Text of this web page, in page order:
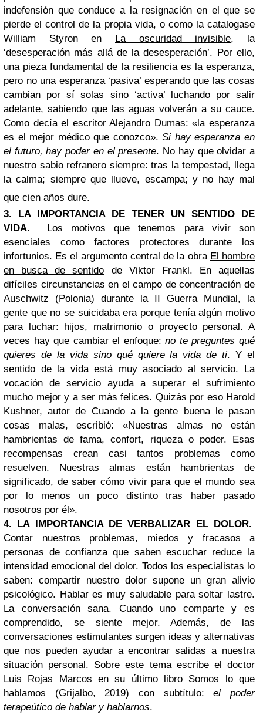
indefensión que conduce a la resignación en el que se
pierde el control de la propia vida, o como la catalogase
William Styron en La oscuridad invisible, la
‘desesperación más allá de la desesperación’. Por ello,
una pieza fundamental de la resiliencia es la esperanza,
pero no una esperanza ‘pasiva’ esperando que las cosas
cambian por sí solas sino ‘activa’ luchando por salir
adelante, sabiendo que las aguas volverán a su cauce.
Como decía el escritor Alejandro Dumas: «la esperanza
es el mejor médico que conozco».Si hay esperanza en
el futuro, hay poder en el presente. No hay que olvidar a
nuestro sabio refranero siempre: tras la tempestad, llega
la calma; siempre que llueve, escampa; y no hay mal
que cien años dure.
3. LA IMPORTANCIA DE TENER UN SENTIDO DE
VIDA.
Los motivos que tenemos para vivir son
esenciales como factores protectores durante los
infortunios. Es el argumento central de la obra El hombre
en busca de sentido de Viktor Frankl. En aquellas
difíciles circunstancias en el campo de concentración de
Auschwitz (Polonia) durante la II Guerra Mundial, la
gente que no se suicidaba era porque tenía algún motivo
para luchar: hijos, matrimonio o proyecto personal. A
veces hay que cambiar el enfoque:no te preguntes qué
quieres de la vida sino qué quiere la vida de ti. Y el
sentido de la vida está muy asociado al servicio. La
vocación de servicio ayuda a superar el sufrimiento
mucho mejor y a ser más felices. Quizás por eso Harold
Kushner, autor de Cuando a la gente buena le pasan
cosas malas, escribió: «Nuestras almas no están
hambrientas de fama, confort, riqueza o poder. Esas
recompensas crean casi tantos problemas como
resuelven. Nuestras almas están hambrientas de
significado, de saber cómo vivir para que el mundo sea
por lo menos un poco distinto tras haber pasado
nosotros por él».
4. LA IMPORTANCIA DE VERBALIZAR EL DOLOR.
Contar nuestros problemas, miedos y fracasos a
personas de confianza que saben escuchar reduce la
intensidad emocional del dolor. Todos los especialistas lo
saben: compartir nuestro dolor supone un gran alivio
psicológico. Hablar es muy saludable para soltar lastre.
La conversación sana. Cuando uno comparte y es
comprendido, se siente mejor. Además, de las
conversaciones estimulantes surgen ideas y alternativas
que nos pueden ayudar a encontrar salidas a nuestra
situación personal. Sobre este tema escribe el doctor
Luis Rojas Marcos en su último libro Somos lo que
hablamos (Grijalbo, 2019) con subtítulo:el poder
terapeútico de hablar y hablarnos.